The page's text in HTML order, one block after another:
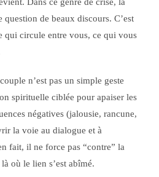
question de beaux discours. C’est
qui circule entre vous, ce qui vous
n’est pas un simple geste
spirituelle ciblée pour apaiser les
négatives (jalousie, rancune,
la voie au dialogue et à
fait, il ne force pas “contre” la
où le lien s’est abîmé.